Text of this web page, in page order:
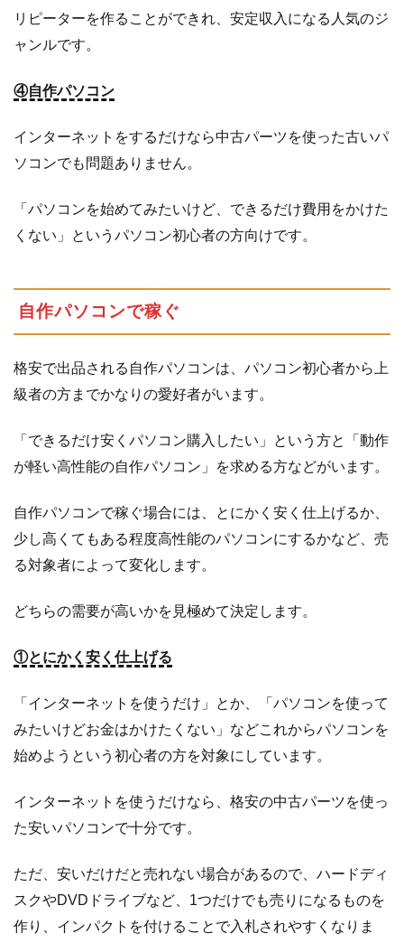
に
有
リピーターを作ることができれ、安定収入になる人気のジ
ャンルです。
④自作パソコン
インターネットをするだけなら中古パーツを使った古いパ
ソコンでも問題ありません。
「パソコンを始めてみたいけど、できるだけ費用をかけた
くない」というパソコン初心者の方向けです。
自作パソコンで稼ぐ
格安で出品される自作パソコンは、パソコン初心者から上
級者の方までかなりの愛好者がいます。
「できるだけ安くパソコン購入したい」という方と「動作
が軽い高性能の自作パソコン」を求める方などがいます。
自作パソコンで稼ぐ場合には、とにかく安く仕上げるか、
少し高くてもある程度高性能のパソコンにするかなど、売
る対象者によって変化します。
どちらの需要が高いかを見極めて決定します。
①とにかく安く仕上げる
「インターネットを使うだけ」とか、「パソコンを使って
みたいけどお金はかけたくない」などこれからパソコンを
始めようという初心者の方を対象にしています。
インターネットを使うだけなら、格安の中古パーツを使っ
た安いパソコンで十分です。
ただ、安いだけだと売れない場合があるので、ハードディ
スクやDVDドライブなど、1つだけでも売りになるものを
作り、インパクトを付けることで入札されやすくなりま